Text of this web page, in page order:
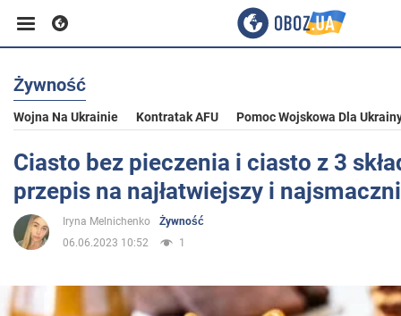
Biznes
Sport
Rozrywka
Żywność
Wojna Na Ukrainie Kontratak AFU Pomoc Wojskowa Dla
Ciasto bez pieczenia i ciasto z 3
przepis na najłatwiejszy i
Iryna Melnichenko
Żywność
06.06.2023 10:52
1